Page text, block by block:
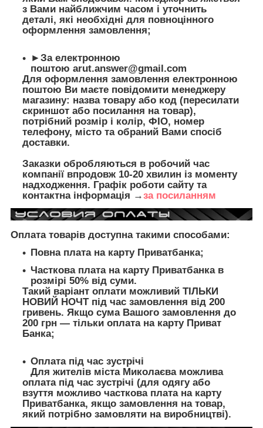
з Вами найближчим часом і уточнить
деталі, які необхідні для повноцінного
оформлення замовлення;
►За електронною
поштою arut.answer@gmail.com
Для оформлення замовлення електронною
поштою Ви маєте повідомити менеджеру
магазину: назва товару або код (пересилати
скриншот або посилання на товар),
потрібний розмір і колір, ФІО, номер
телефону, місто та обраний Вами спосіб
доставки.
Заказки обробляються в робочий час
компанії впродовж 10-20 хвилин із моменту
надходження. Графік роботи сайту та
контактна інформація →за посиланням
Оплата товарів доступна такими способами:
Повна плата на карту Приватбанка;
Часткова плата на карту Приватбанка в
розмірі 50% від суми.
Такий варіант оплати можливий ТІЛЬКИ
НОВИЙ НОЧТ під час замовлення від 200
гривень. Якщо сума Вашого замовлення до
200 грн — тільки оплата на карту Приват
Банка;
Оплата під час зустрічі
Для жителів міста Миколаєва можлива
оплата під час зустрічі (для одягу або
взуття можливо часткова плата на карту
Приватбанка, якщо замовлення на товар,
який потрібно замовляти на виробництві).